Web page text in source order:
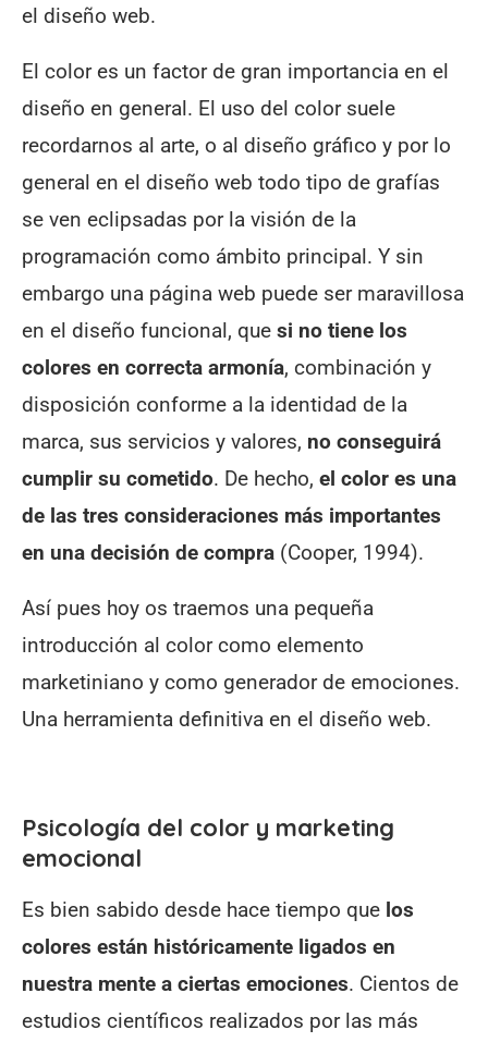
el diseño web.
El color es un factor de gran importancia en el
diseño en general. El uso del color suele
recordarnos al arte, o al diseño gráfico y por lo
general en el diseño web todo tipo de grafías
se ven eclipsadas por la visión de la
programación como ámbito principal. Y sin
embargo una página web puede ser maravillosa
en el diseño funcional, que si no tiene los
colores en correcta armonía, combinación y
disposición conforme a la identidad de la
marca, sus servicios y valores, no conseguirá
cumplir su cometido. De hecho, el color es una
de las tres consideraciones más importantes
en una decisión de compra (Cooper, 1994).
Así pues hoy os traemos una pequeña
introducción al color como elemento
marketiniano y como generador de emociones.
Una herramienta definitiva en el diseño web.
Psicología del color y marketing
emocional
Es bien sabido desde hace tiempo que los
colores están históricamente ligados en
nuestra mente a ciertas emociones. Cientos de
estudios científicos realizados por las más